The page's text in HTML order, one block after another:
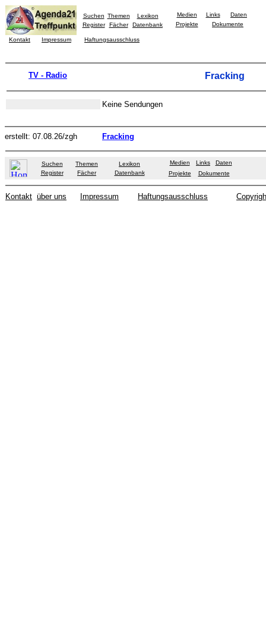
Suchen Themen
Lexikon
Register
Fächer Datenbank
Medien Links
Daten
Projekte
Dokumente
Kontakt Impressum Haftungsausschluss
TV - Radio Fracking
Keine Sendungen
erstellt: 07.08.26/zgh Fracking
Suchen Themen
Lexikon
Register
Fächer Datenbank
Medien Links
Daten
Projekte
Dokumente
Kontakt über uns Impressum Haftungsausschluss